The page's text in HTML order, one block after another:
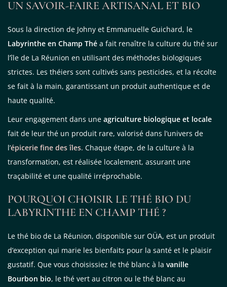
UN SAVOIR-FAIRE ARTISANAL ET BIO
Sous la direction de Johny et Emmanuelle Guichard, le
Labyrinthe en Champ Thé a fait renaître la culture du thé sur
l’île de La Réunion en utilisant des méthodes biologiques
strictes. Les théiers sont cultivés sans pesticides, et la récolte
se fait à la main, garantissant un produit authentique et de
haute qualité.
Leur engagement dans une agriculture biologique et locale
fait de leur thé un produit rare, valorisé dans l’univers de
l’épicerie fine des îles. Chaque étape, de la culture à la
transformation, est réalisée localement, assurant une
traçabilité et une qualité irréprochable.
POURQUOI CHOISIR LE THÉ BIO DU
LABYRINTHE EN CHAMP THÉ ?
Le thé bio de La Réunion, disponible sur OÜA, est un produit
d’exception qui marie les bienfaits pour la santé et le plaisir
gustatif. Que vous choisissiez le thé blanc à la vanille
Bourbon bio, le thé vert au citron ou le thé blanc au